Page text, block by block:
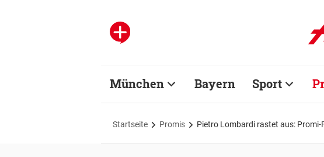
München Bayern Sport
Startseite Promis Pietro Lombardi rastet aus: Promi-